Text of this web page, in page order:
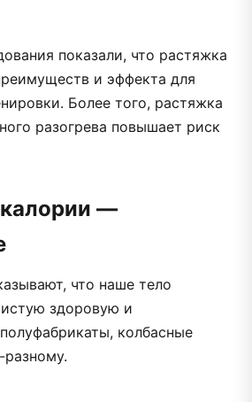
показали, что растяжка
и эффекта для
Более того, растяжка
разогрева повышает риск
—
что наше тело
здоровую и
колбасные